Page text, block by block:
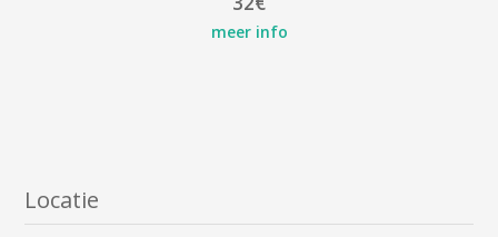
meer info
Locatie